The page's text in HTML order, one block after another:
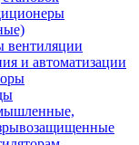
вентиляции
и автоматизации